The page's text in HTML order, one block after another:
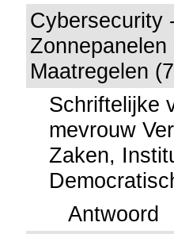
Cybersecurity
Maatregelen
Schriftelijke
mevrouw
Zaken,
Antwoord